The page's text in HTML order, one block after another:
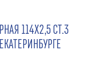
114Х2,5 СТ.3